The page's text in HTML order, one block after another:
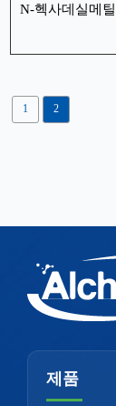
N-헥사데실메
1 2
제품